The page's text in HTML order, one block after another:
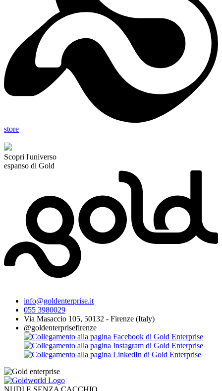
store
Scopri l'universo
espanso di Gold
info@goldenterprise.it
055 3980029
Via Masaccio 105, 50132 - Firenze (Italy)
@goldenterprisefirenze